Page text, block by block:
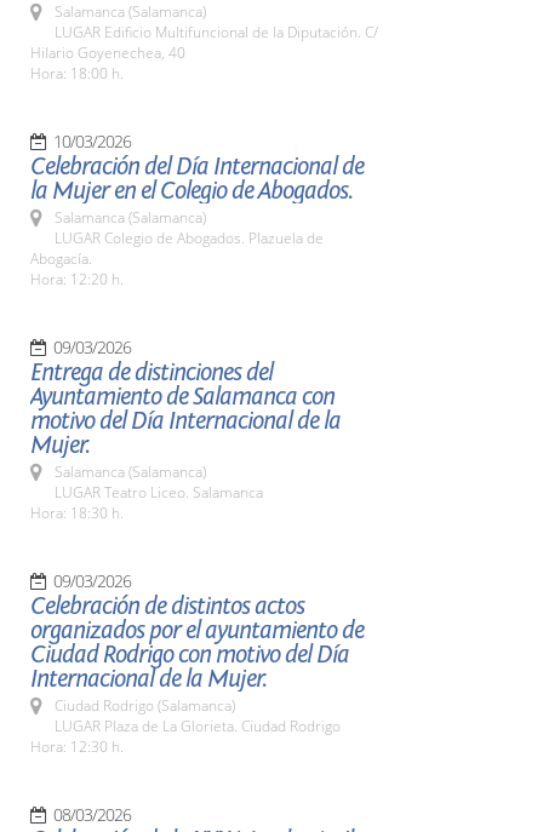
Salamanca (Salamanca)
LUGAR Edificio Multifuncional de la Diputación. C/
Hilario Goyenechea, 40
Hora: 18:00 h.
10/03/2026
Celebración del Día Internacional de
la Mujer en el Colegio de Abogados.
Salamanca (Salamanca)
LUGAR Colegio de Abogados. Plazuela de
Abogacía.
Hora: 12:20 h.
09/03/2026
Entrega de distinciones del
Ayuntamiento de Salamanca con
motivo del Día Internacional de la
Mujer.
Salamanca (Salamanca)
LUGAR Teatro Liceo. Salamanca
Hora: 18:30 h.
09/03/2026
Celebración de distintos actos
organizados por el ayuntamiento de
Ciudad Rodrigo con motivo del Día
Internacional de la Mujer.
Ciudad Rodrigo (Salamanca)
LUGAR Plaza de La Glorieta. Ciudad Rodrigo
Hora: 12:30 h.
08/03/2026